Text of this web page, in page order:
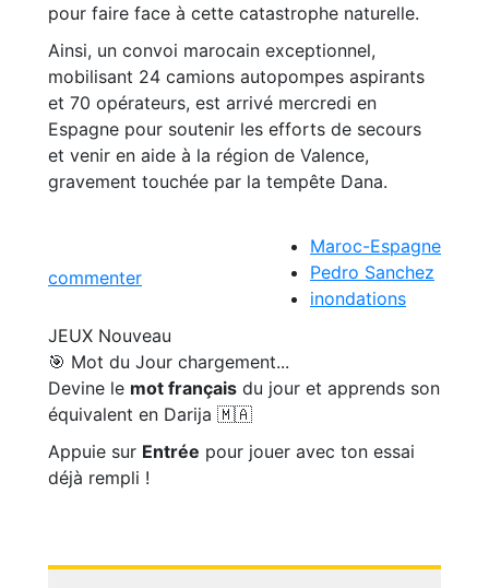
pour faire face à cette catastrophe naturelle.
Ainsi, un convoi marocain exceptionnel,
mobilisant 24 camions autopompes aspirants
et 70 opérateurs, est arrivé mercredi en
Espagne pour soutenir les efforts de secours
et venir en aide à la région de Valence,
gravement touchée par la tempête Dana.
commenter
Maroc-Espagne
Pedro Sanchez
inondations
JEUX Nouveau
🎯 Mot du Jour chargement...
Devine le mot français du jour et apprends son
équivalent en Darija 🇲🇦
Appuie sur Entrée pour jouer avec ton essai
déjà rempli !